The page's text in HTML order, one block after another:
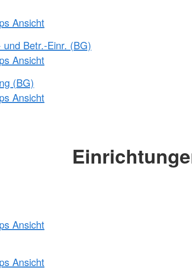
Ansicht
Betr.-Einr. (BG)
Ansicht
(BG)
Ansicht
Ansicht
Ansicht